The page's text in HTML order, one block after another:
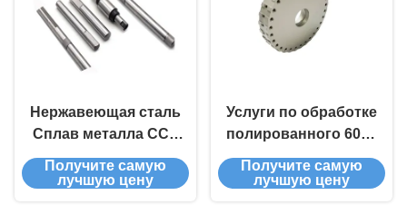
Нержавеющая сталь
Сплав металла ССК
Свинцовые
фрезерные детали
Получите самую
лучшую цену
Услуги по обработке
полированного 6061
алюминия с
помощью ЦНЦ для
Получите самую
лучшую цену